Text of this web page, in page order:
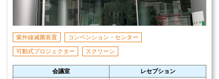
紫外線滅菌装置
コンベンション・センター
可動式プロジェクター
スクリーン
会議室
レセプション